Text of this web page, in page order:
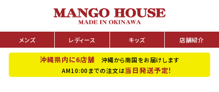
メンズ レディース キッズ 店舗紹介
沖縄県内に6店舗 沖縄から南国をお届けします
AM10:00までの注文は当日発送予定！